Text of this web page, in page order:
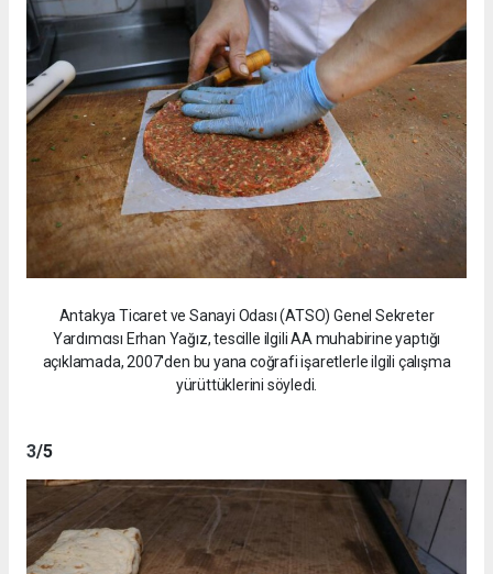
Antakya Ticaret ve Sanayi Odası (ATSO) Genel Sekreter
Yardımcısı Erhan Yağız, tescille ilgili AA muhabirine yaptığı
açıklamada, 2007'den bu yana coğrafi işaretlerle ilgili çalışma
yürüttüklerini söyledi.
3/5